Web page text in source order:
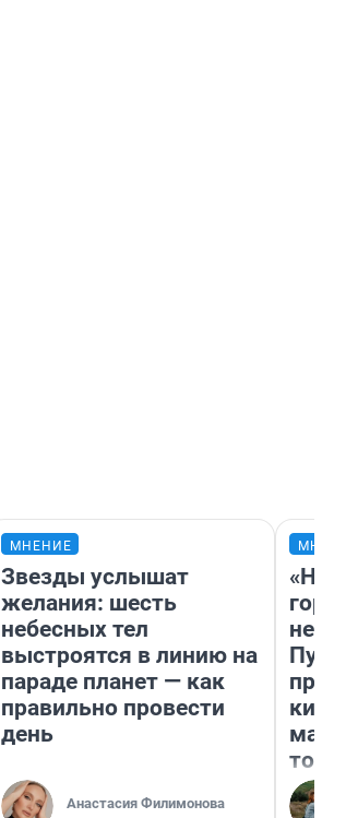
МНЕНИЕ
Звезды услышат
желания: шесть
небесных тел
выстроятся в линию на
параде планет — как
правильно провести
день
Анастасия Филимонова
«Нет
того